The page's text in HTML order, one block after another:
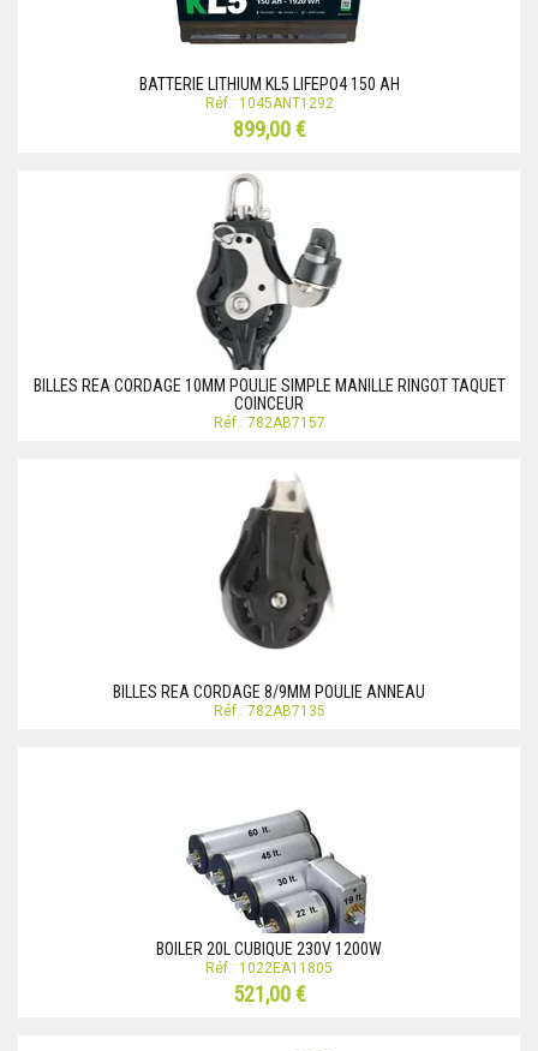
BATTERIE LITHIUM KL5 LIFEPO4 150 AH
Réf.: 1045ANT1292
899,00 €
BILLES REA CORDAGE 10MM POULIE SIMPLE MANILLE RINGOT TAQUET
COINCEUR
Réf.: 782AB7157
BILLES REA CORDAGE 8/9MM POULIE ANNEAU
Réf.: 782AB7135
BOILER 20L CUBIQUE 230V 1200W
Réf.: 1022EA11805
521,00 €